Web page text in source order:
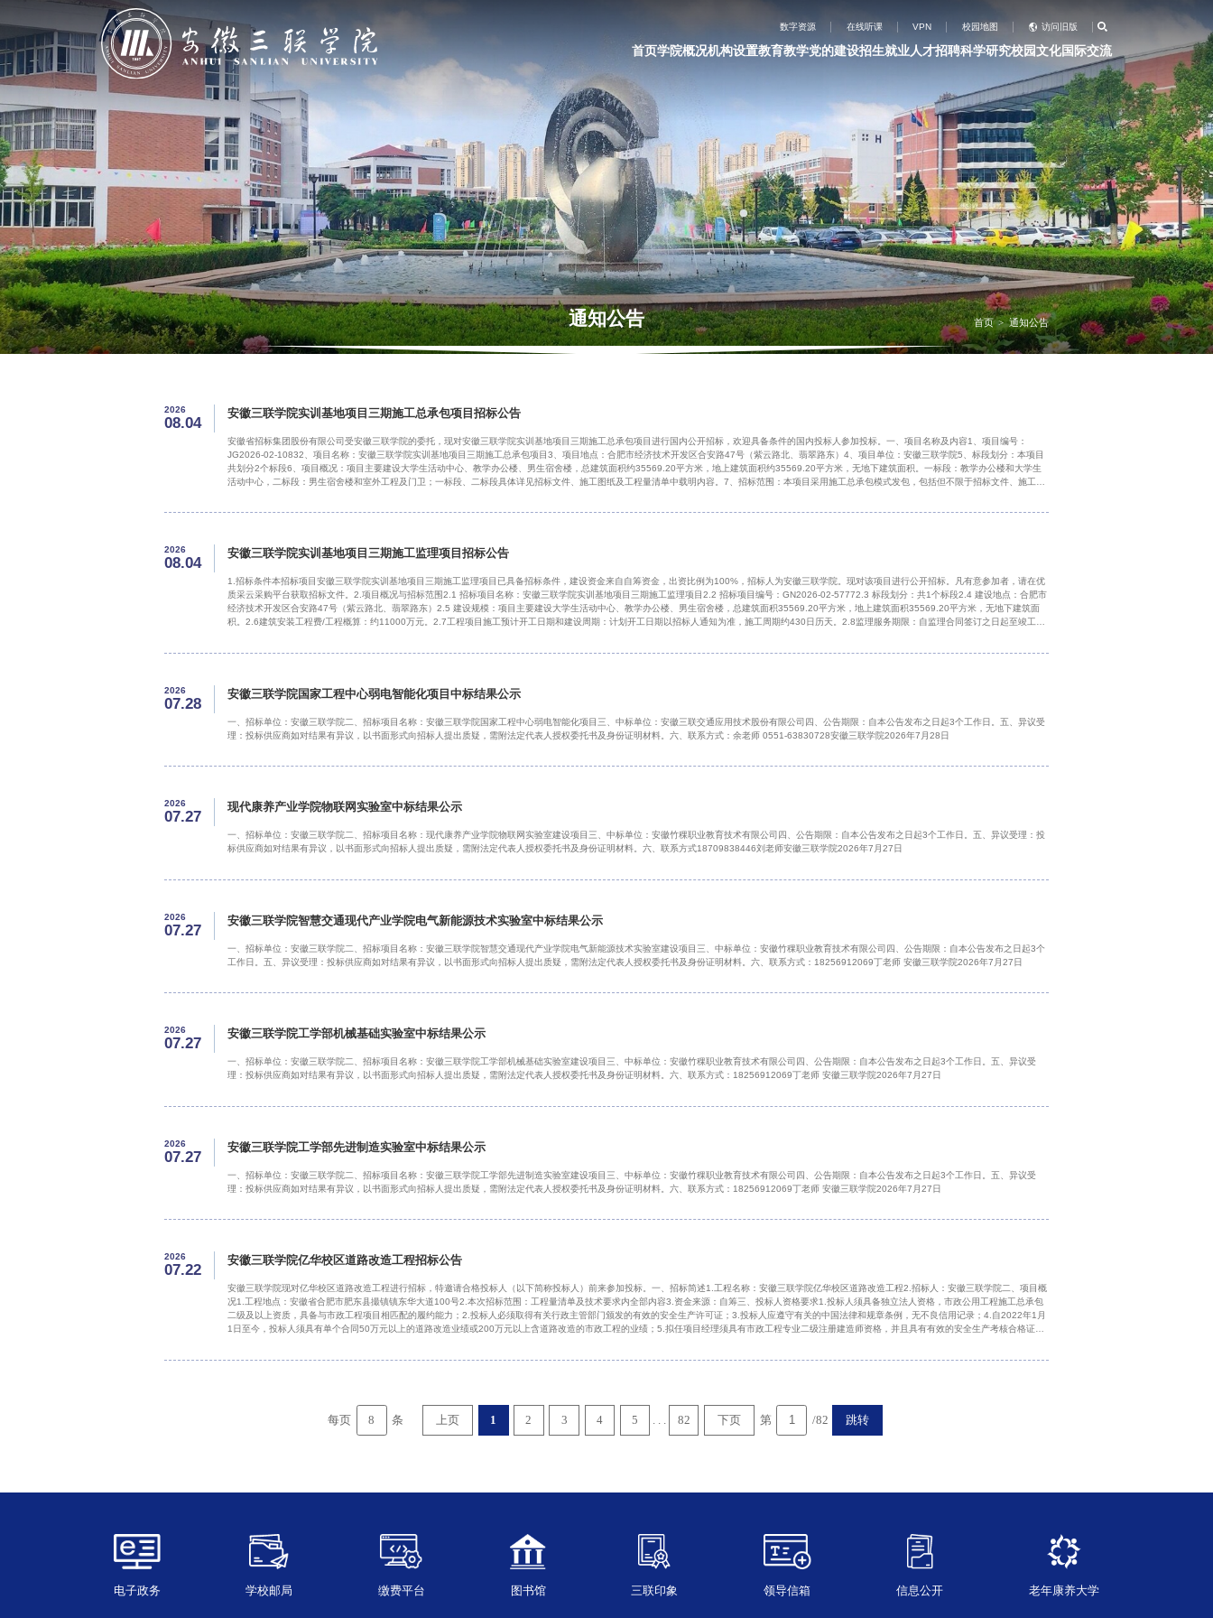
数字资源 在线听课 VPN 校园地图 访问旧版
首页学院概况机构设置教育教学党的建设招生就业 人才招聘科学研究校园文化国际交流
通知公告 首页 通知公告
2026
08.04
安徽三联学院实训基地项目三期施工总承包项目招标公告
安徽省招标集团股份有限公司受安徽三联学院的委托，现对安徽三联学院实训基地项目三期施工总承包项目进行国内公开招标，欢迎具备条件的国内投标人参加投标。一、项目名称及内容1、项目编号：
JG2026-02-10832、项目名称：安徽三联学院实训基地项目三期施工总承包项目3、项目地点：合肥市经济技术开发区合安路47号（紫云路北、翡翠路东）4、项目单位：安徽三联学院5、标段划分：本项目
共划分2个标段6、项目概况：项目主要建设大学生活动中心、教学办公楼、男生宿舍楼，总建筑面积约35569.20平方米，地上建筑面积约35569.20平方米，无地下建筑面积。一标段：教学办公楼和大学生
活动中心，二标段：男生宿舍楼和室外工程及门卫；一标段、二标段具体详见招标文件、施工图纸及工程量清单中载明内容。7、招标范围：本项目采用施工总承包模式发包，包括但不限于招标文件、施工图
2026
08.04
安徽三联学院实训基地项目三期施工监理项目招标公告
1.招标条件本招标项目安徽三联学院实训基地项目三期施工监理项目已具备招标条件，建设资金来自自筹资金，出资比例为100%，招标人为安徽三联学院。现对该项目进行公开招标。凡有意参加者，请在优
质采云采购平台获取招标文件。2.项目概况与招标范围2.1 招标项目名称：安徽三联学院实训基地项目三期施工监理项目2.2 招标项目编号：GN2026-02-57772.3 标段划分：共1个标段2.4 建设地点：合肥市
经济技术开发区合安路47号（紫云路北、翡翠路东）2.5 建设规模：项目主要建设大学生活动中心、教学办公楼、男生宿舍楼，总建筑面积35569.20平方米，地上建筑面积35569.20平方米，无地下建筑面
积。2.6建筑安装工程费/工程概算：约11000万元。2.7工程项目施工预计开工日期和建设周期：计划开工日期以招标人通知为准，施工周期约430日历天。2.8监理服务期限：自监理合同签订之日起至竣工验
2026
07.28
安徽三联学院国家工程中心弱电智能化项目中标结果公示
一、招标单位：安徽三联学院二、招标项目名称：安徽三联学院国家工程中心弱电智能化项目三、中标单位：安徽三联交通应用技术股份有限公司四、公告期限：自本公告发布之日起3个工作日。五、异议受
理：投标供应商如对结果有异议，以书面形式向招标人提出质疑，需附法定代表人授权委托书及身份证明材料。六、联系方式：余老师 0551-63830728安徽三联学院2026年7月28日
2026
07.27
现代康养产业学院物联网实验室中标结果公示
一、招标单位：安徽三联学院二、招标项目名称：现代康养产业学院物联网实验室建设项目三、中标单位：安徽竹稞职业教育技术有限公司四、公告期限：自本公告发布之日起3个工作日。五、异议受理：投
标供应商如对结果有异议，以书面形式向招标人提出质疑，需附法定代表人授权委托书及身份证明材料。六、联系方式18709838446刘老师安徽三联学院2026年7月27日
2026
07.27
安徽三联学院智慧交通现代产业学院电气新能源技术实验室中标结果公示
一、招标单位：安徽三联学院二、招标项目名称：安徽三联学院智慧交通现代产业学院电气新能源技术实验室建设项目三、中标单位：安徽竹稞职业教育技术有限公司四、公告期限：自本公告发布之日起3个
工作日。五、异议受理：投标供应商如对结果有异议，以书面形式向招标人提出质疑，需附法定代表人授权委托书及身份证明材料。六、联系方式：18256912069丁老师 安徽三联学院2026年7月27日
2026
07.27
安徽三联学院工学部机械基础实验室中标结果公示
一、招标单位：安徽三联学院二、招标项目名称：安徽三联学院工学部机械基础实验室建设项目三、中标单位：安徽竹稞职业教育技术有限公司四、公告期限：自本公告发布之日起3个工作日。五、异议受
理：投标供应商如对结果有异议，以书面形式向招标人提出质疑，需附法定代表人授权委托书及身份证明材料。六、联系方式：18256912069丁老师 安徽三联学院2026年7月27日
2026
07.27
安徽三联学院工学部先进制造实验室中标结果公示
一、招标单位：安徽三联学院二、招标项目名称：安徽三联学院工学部先进制造实验室建设项目三、中标单位：安徽竹稞职业教育技术有限公司四、公告期限：自本公告发布之日起3个工作日。五、异议受
理：投标供应商如对结果有异议，以书面形式向招标人提出质疑，需附法定代表人授权委托书及身份证明材料。六、联系方式：18256912069丁老师 安徽三联学院2026年7月27日
2026
07.22
安徽三联学院亿华校区道路改造工程招标公告
安徽三联学院现对亿华校区道路改造工程进行招标，特邀请合格投标人（以下简称投标人）前来参加投标。一、招标简述1.工程名称：安徽三联学院亿华校区道路改造工程2.招标人：安徽三联学院二、项目概
况1.工程地点：安徽省合肥市肥东县撮镇镇东华大道100号2.本次招标范围：工程量清单及技术要求内全部内容3.资金来源：自筹三、投标人资格要求1.投标人须具备独立法人资格，市政公用工程施工总承包
二级及以上资质，具备与市政工程项目相匹配的履约能力；2.投标人必须取得有关行政主管部门颁发的有效的安全生产许可证；3.投标人应遵守有关的中国法律和规章条例，无不良信用记录；4.自2022年1月
1日至今，投标人须具有单个合同50万元以上的道路改造业绩或200万元以上含道路改造的市政工程的业绩；5.拟任项目经理须具有市政工程专业二级注册建造师资格，并且具有有效的安全生产考核合格证
每页 8 条 上页 1 2 3 4 5 . . . 82 下页 第 /82 跳转
电子政务 学校邮局 缴费平台 图书馆 三联印象 领导信箱 信息公开 老年康养大学